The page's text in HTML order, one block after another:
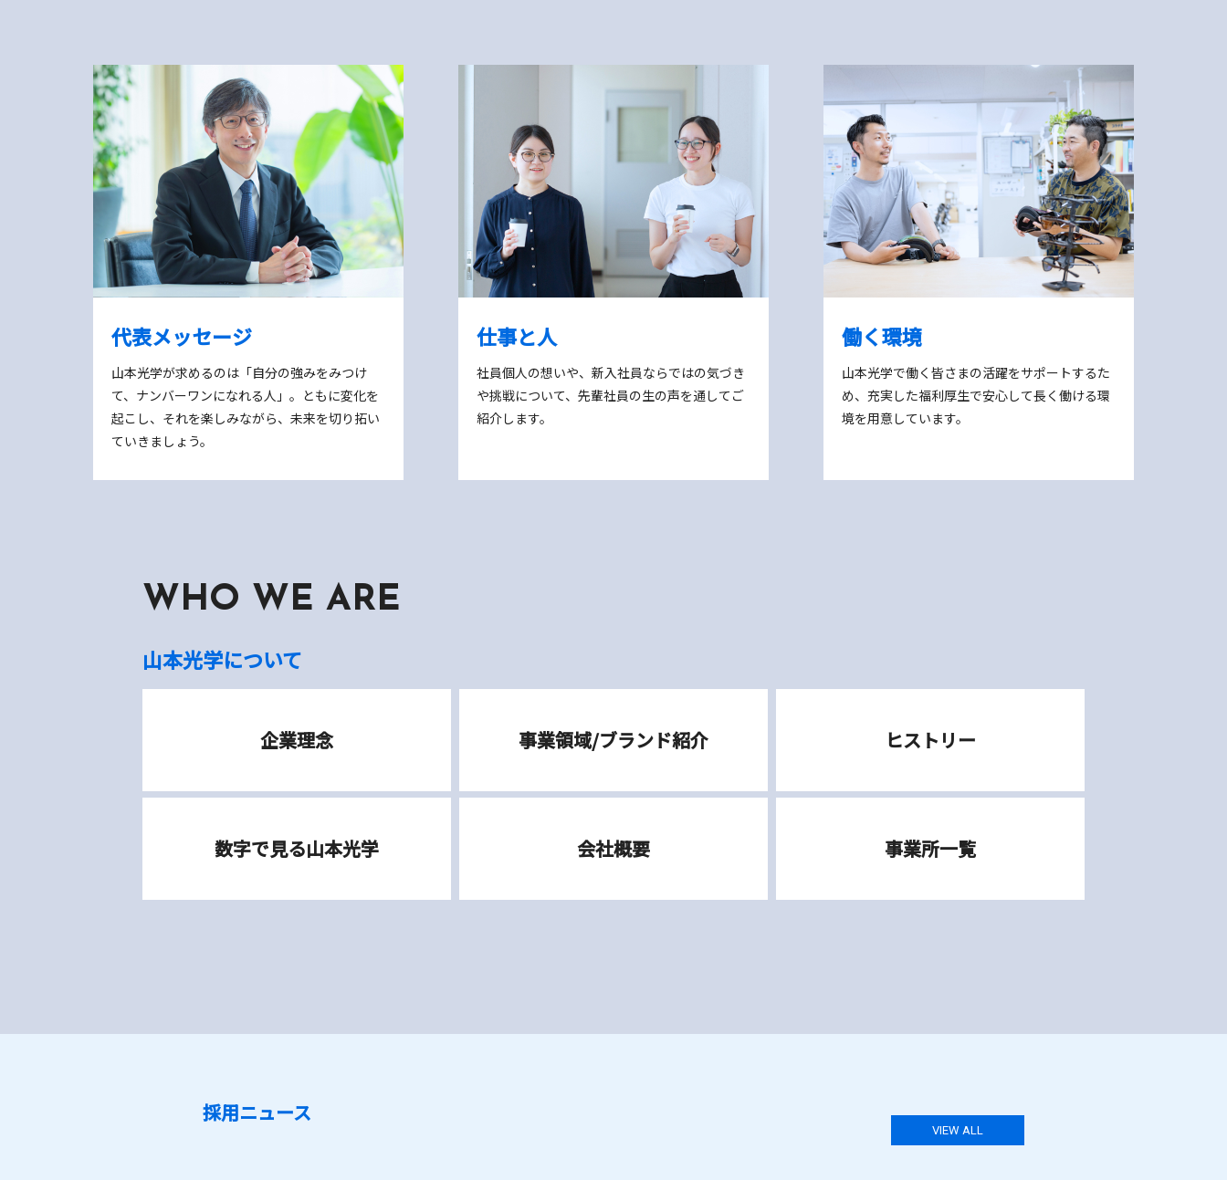
代表メッセージ
山本光学が求めるのは「自分の強みをみつけ
て、ナンバーワンになれる人」。ともに変化を
起こし、それを楽しみながら、未来を切り拓い
ていきましょう。
仕事と人
社員個人の想いや、新入社員ならではの気づき
や挑戦について、先輩社員の生の声を通してご
紹介します。
働く環境
山本光学で働く皆さまの活躍をサポートするた
め、充実した福利厚生で安心して長く働ける環
境を用意しています。
WHO WE ARE
山本光学について
企業理念 事業領域/ブランド紹介 ヒストリー
数字で見る山本光学 会社概要 事業所一覧
採用ニュース
VIEW ALL